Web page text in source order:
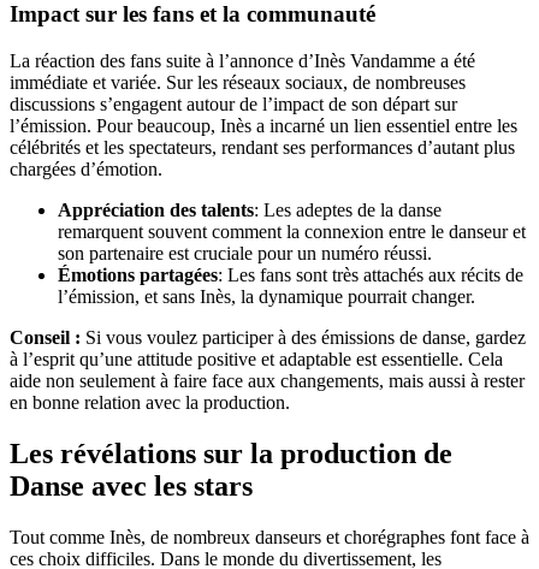
Impact sur les fans et la communauté
La réaction des fans suite à l’annonce d’Inès Vandamme a été
immédiate et variée. Sur les réseaux sociaux, de nombreuses
discussions s’engagent autour de l’impact de son départ sur
l’émission. Pour beaucoup, Inès a incarné un lien essentiel entre les
célébrités et les spectateurs, rendant ses performances d’autant plus
chargées d’émotion.
Appréciation des talents: Les adeptes de la danse
remarquent souvent comment la connexion entre le danseur et
son partenaire est cruciale pour un numéro réussi.
Émotions partagées: Les fans sont très attachés aux récits de
l’émission, et sans Inès, la dynamique pourrait changer.
Conseil : Si vous voulez participer à des émissions de danse, gardez
à l’esprit qu’une attitude positive et adaptable est essentielle. Cela
aide non seulement à faire face aux changements, mais aussi à rester
en bonne relation avec la production.
Les révélations sur la production de
Danse avec les stars
Tout comme Inès, de nombreux danseurs et chorégraphes font face à
ces choix difficiles. Dans le monde du divertissement, les